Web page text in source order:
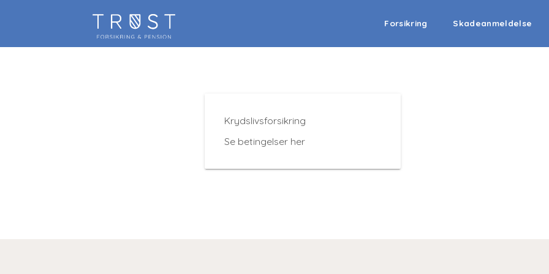
Forsikring Skadeanmeldelse
Krydslivsforsikring
Se betingelser her